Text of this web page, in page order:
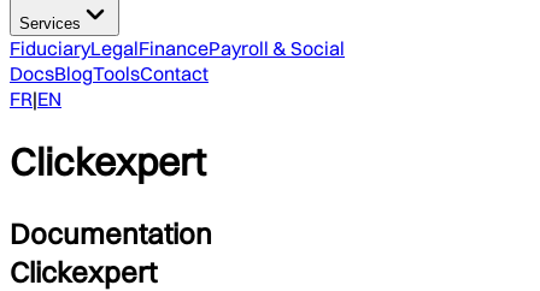
Services
FiduciaryLegalFinancePayroll & Social
DocsBlogToolsContact
FR|EN
Clickexpert
Documentation
Clickexpert